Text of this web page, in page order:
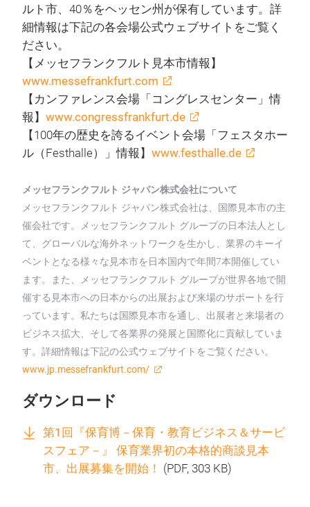
ルト市、40％をヘッセン州が保有しています。詳
細情報は下記の各会場公式ウェブサイトをご覧く
ださい。
【メッセフランクフルト見本市情報】
www.messefrankfurt.com
【カンファレンス会場「コングレスセンター」情
報】 www.congressfrankfurt.de
【100年の歴史を誇るイベント会場「フェスタホー
ル（Festhalle）」情報】 www.festhalle.de
メッセフランクフルト ジャパン株式会社について
メッセフランクフルト ジャパン株式会社は、国際見本市の主
催会社です。メッセフランクフルト グループの日本法人とし
て、グローバルな海外ネットワークを生かし、業界のキーイ
ベントとなる様々な見本市を日本国内で年間7本開催してい
ます。また、メッセフランクフルト グループが世界各地で開
催する見本市への日本からの出展および来場のサポートを行
っています。私たちは国際見本市を通し、出展者と来場者の
ビジネス拡大、そして各業界の発展と国際化に貢献していま
す。詳細情報は下記の公式ウェブサイトをご覧ください。
www.jp.messefrankfurt.com/
ダウンロード
第1回『保育博－保育・教育ビジネス＆サービ
スフェア－』 保育業界初の本格的商談見本
市、出展募集を開始！
(PDF, 303 KB)